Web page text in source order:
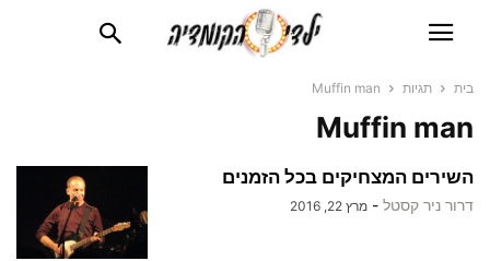
בית תגיות Muffin man
Muffin man
השירים המצחיקים בכל הזמנים
דרור ניר קסטל - מרץ 22, 2016